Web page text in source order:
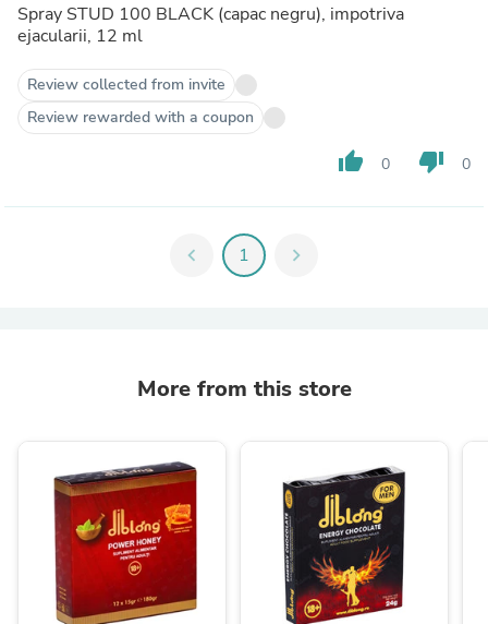
Spray STUD 100 BLACK (capac negru), impotriva
ejacularii, 12 ml
Review collected from invite
Review rewarded with a coupon
thumb_up 0 thumb_down 0
chevron_left 1 chevron_right
More from this store